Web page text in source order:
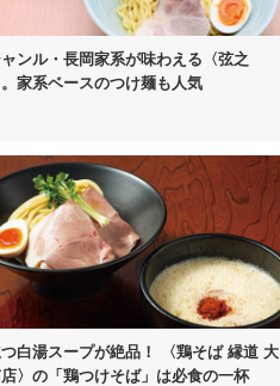
ンル・長岡家系が味わえる〈弦之
家系ベースのつけ麺も人気
白湯スープが絶品！
〈鶏そば 縁道 大
〉の 「鶏つけそば」は必食の一杯